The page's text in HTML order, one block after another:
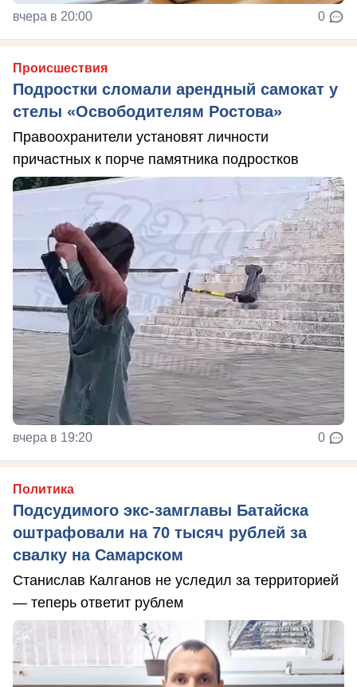
вчера в 20:00 0
Происшествия
Подростки сломали арендный самокат у
стелы «Освободителям Ростова»
Правоохранители установят личности
причастных к порче памятника подростков
вчера в 19:20 0
Политика
Подсудимого экс-замглавы Батайска
оштрафовали на 70 тысяч рублей за
свалку на Самарском
Станислав Калганов не уследил за территорией
— теперь ответит рублем